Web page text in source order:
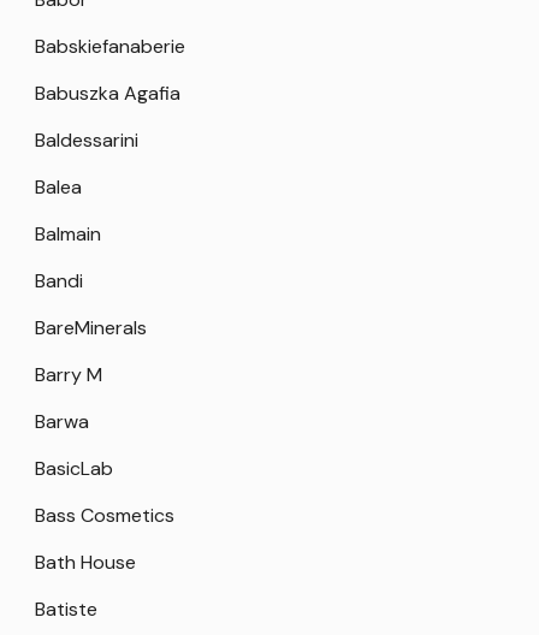
Babskiefanaberie
Babuszka Agafia
Baldessarini
Balea
Balmain
Bandi
BareMinerals
Barry M
Barwa
BasicLab
Bass Cosmetics
Bath House
Batiste